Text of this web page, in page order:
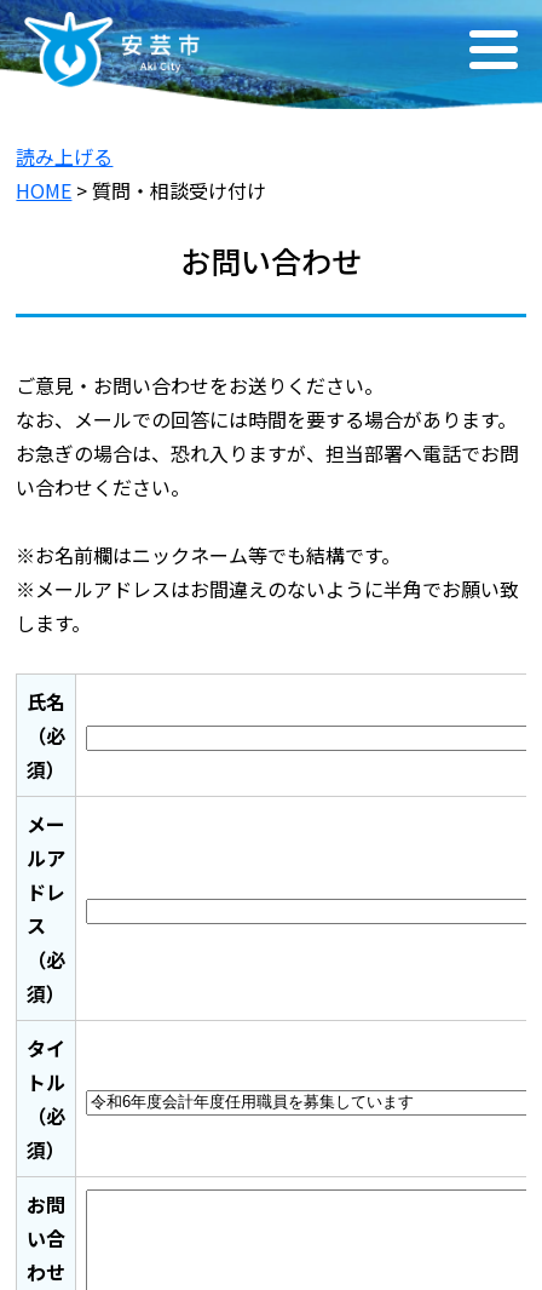
読み上げる
HOME > 質問・相談受け付け
お問い合わせ
ご意見・お問い合わせをお送りください。
なお、メールでの回答には時間を要する場合があります。
お急ぎの場合は、恐れ入りますが、担当部署へ電話でお問
い合わせください。
※お名前欄はニックネーム等でも結構です。
※メールアドレスはお間違えのないように半角でお願い致
します。
氏名
（必
須）
メー
ルア
ドレ
ス
（必
須）
タイ
トル
（必
須）
お問
い合
わせ